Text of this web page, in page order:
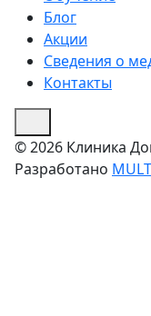
Блог
Акции
Сведения о
Контакты
© 2026 Клиника
Разработано